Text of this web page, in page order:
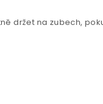
držet na zubech,